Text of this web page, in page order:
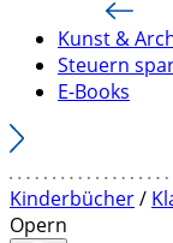
Kunst &
Steuern
E-Books
Kinderbücher/
Opern